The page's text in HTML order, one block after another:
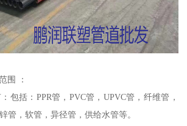
围 ：
包括：PPR管，PVC管，UPVC管，纤维管，
管，软管，异径管，供给水管等。